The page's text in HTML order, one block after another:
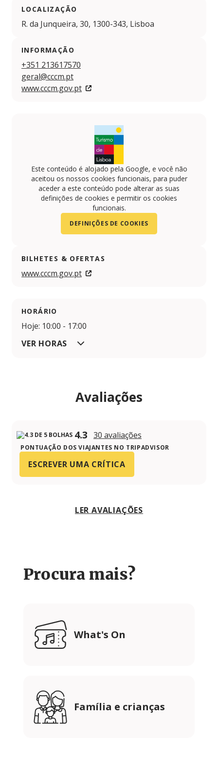
LOCALIZAÇÃO
R. da Junqueira, 30, 1300-343, Lisboa
INFORMAÇÃO
+351 213617570
geral@cccm.pt
www.cccm.gov.pt
Este conteúdo é alojado pela Google, e você não
aceitou os nossos cookies funcionais, para puder
aceder a este conteúdo pode alterar as suas
definições de cookies e permitir os cookies
funcionais.
DEFINIÇÕES DE COOKIES
BILHETES & OFERTAS
www.cccm.gov.pt
HORÁRIO
Hoje: 10:00 - 17:00
VER HORAS
Avaliações
4.3 30 avaliações
PONTUAÇÃO DOS VIAJANTES NO TRIPADVISOR
ESCREVER UMA CRÍTICA
LER AVALIAÇÕES
Procura mais?
What's On
Família e crianças